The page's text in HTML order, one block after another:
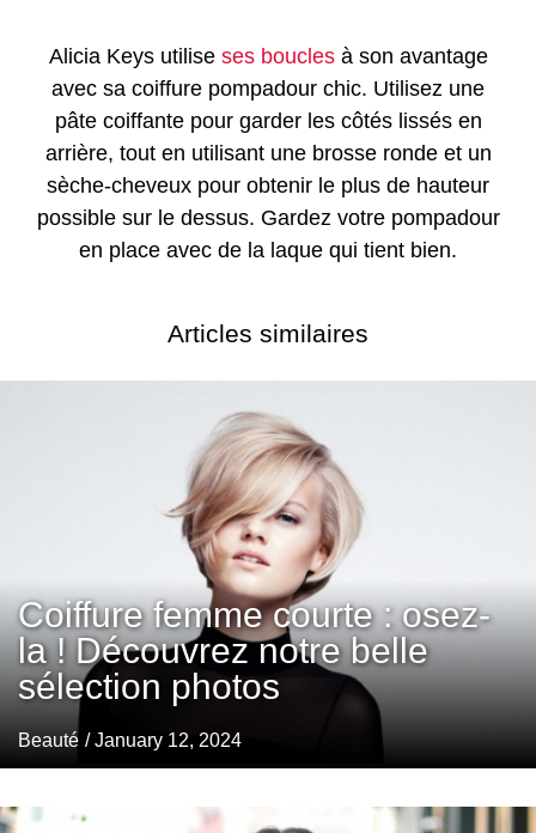
Alicia Keys utilise ses bouclesà son avantage
avec sa coiffure pompadour chic. Utilisez une
pâte coiffante pour garder les côtés lissés en
arrière, tout en utilisant une brosse ronde et un
sèche-cheveux pour obtenir le plus de hauteur
possible sur le dessus. Gardez votre pompadour
en place avec de la laque qui tient bien.
Articles similaires
Coiffure femme courte : osez-
la ! Découvrez notre belle
sélection photos
Beauté / January 12, 2024